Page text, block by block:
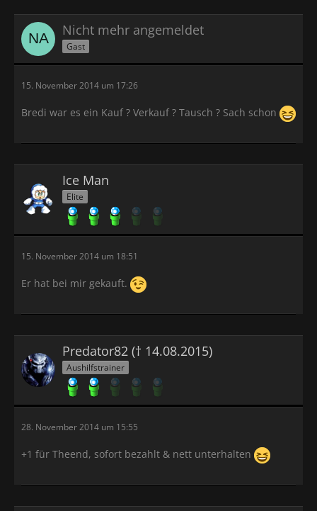
Nicht mehr angemeldet
Gast
15. November 2014 um 17:26
Bredi war es ein Kauf ? Verkauf ? Tausch ? Sach schon
Ice Man
Elite
15. November 2014 um 18:51
Er hat bei mir gekauft.
Predator82 († 14.08.2015)
Aushilfstrainer
28. November 2014 um 15:55
+1 für Theend, sofort bezahlt & nett unterhalten